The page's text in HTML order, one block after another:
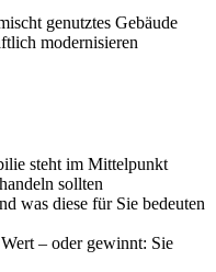
genutztes Gebäude
modernisieren
steht im Mittelpunkt
sollten
was diese für Sie bedeuten
– oder gewinnt: Sie